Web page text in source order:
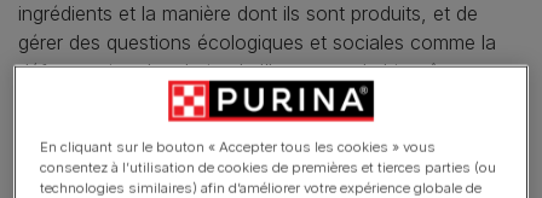
ingrédients et la manière dont ils sont produits, et de
gérer des questions écologiques et sociales comme la
déforestation, les droits de l’homme et le bien-être
animal. Grâce à des achats responsables, nous pouvons
avoir une influence positive sur les communautés dans
lesquelles nous sommes actifs.
En cliquant sur le bouton « Accepter tous les cookies » vous
consentez à l’utilisation de cookies de premières et tierces parties (ou
technologies similaires) afin d’améliorer votre expérience globale de